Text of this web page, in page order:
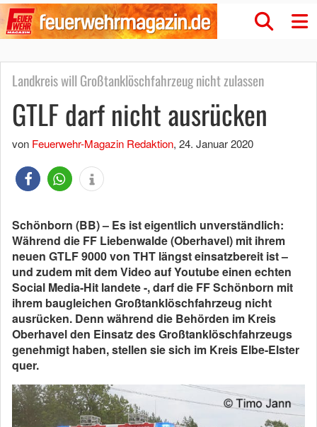
Landkreis will Großtanklöschfahrzeug nicht zulassen
GTLF darf nicht ausrücken
von Feuerwehr-Magazin Redaktion, 24. Januar 2020
Schönborn (BB) – Es ist eigentlich unverständlich:
Während die FF Liebenwalde (Oberhavel) mit ihrem
neuen GTLF 9000 von THT längst einsatzbereit ist –
und zudem mit dem Video auf Youtube einen echten
Social Media-Hit landete -, darf die FF Schönborn mit
ihrem baugleichen Großtanklöschfahrzeug nicht
ausrücken. Denn während die Behörden im Kreis
Oberhavel den Einsatz des Großtanklöschfahrzeugs
genehmigt haben, stellen sie sich im Kreis Elbe-Elster
quer.